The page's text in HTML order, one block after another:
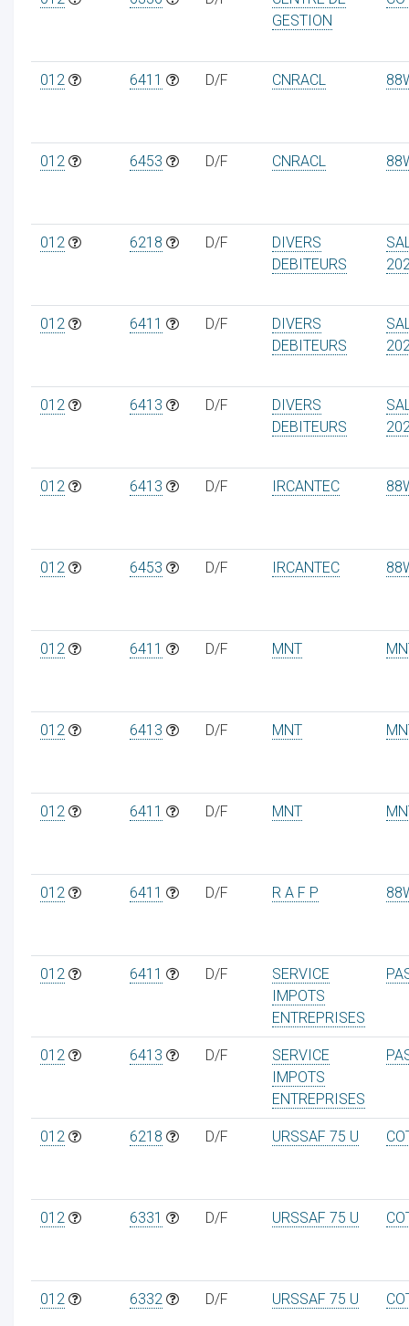
GESTION
012 6411 D/F CNRACL
012 6453 D/F CNRACL
012 6218 D/F
DIVERS
DEBITEURS
012 6411 D/F
DIVERS
DEBITEURS
012 6413 D/F
DIVERS
DEBITEURS
012 6413 D/F IRCANTEC
012 6453 D/F IRCANTEC
012 6411 D/F MNT
012 6413 D/F MNT
012 6411 D/F MNT
012 6411 D/F R A F P
012 6411 D/F
SERVICE
IMPOTS
ENTREPRISES
012 6413 D/F
SERVICE
IMPOTS
ENTREPRISES
012 6218 D/F URSSAF 75 U
012 6331 D/F URSSAF 75 U
012 6332 D/F URSSAF 75 U